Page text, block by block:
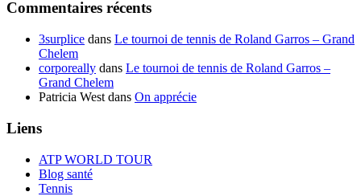
Commentaires récents
3surplice dans Le tournoi de tennis de Roland Garros – Grand
Chelem
corporeally dans Le tournoi de tennis de Roland Garros –
Grand Chelem
Patricia West dans On apprécie
Liens
ATP WORLD TOUR
Blog santé
Tennis